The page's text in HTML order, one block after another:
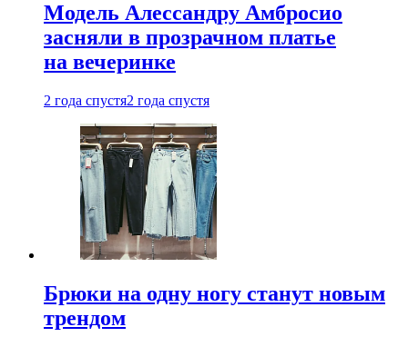
Модель Алессандру Амбросио
засняли в прозрачном платье
на вечеринке
2 года спустя2 года спустя
Брюки на одну ногу станут новым
трендом